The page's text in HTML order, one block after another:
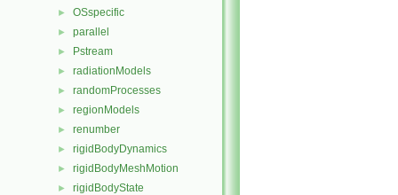
► OSspecific
► parallel
► Pstream
► radiationModels
► randomProcesses
► regionModels
► renumber
► rigidBodyDynamics
► rigidBodyMeshMotion
► rigidBodyState